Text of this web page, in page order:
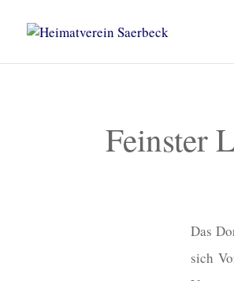
Feinster
Das
sich